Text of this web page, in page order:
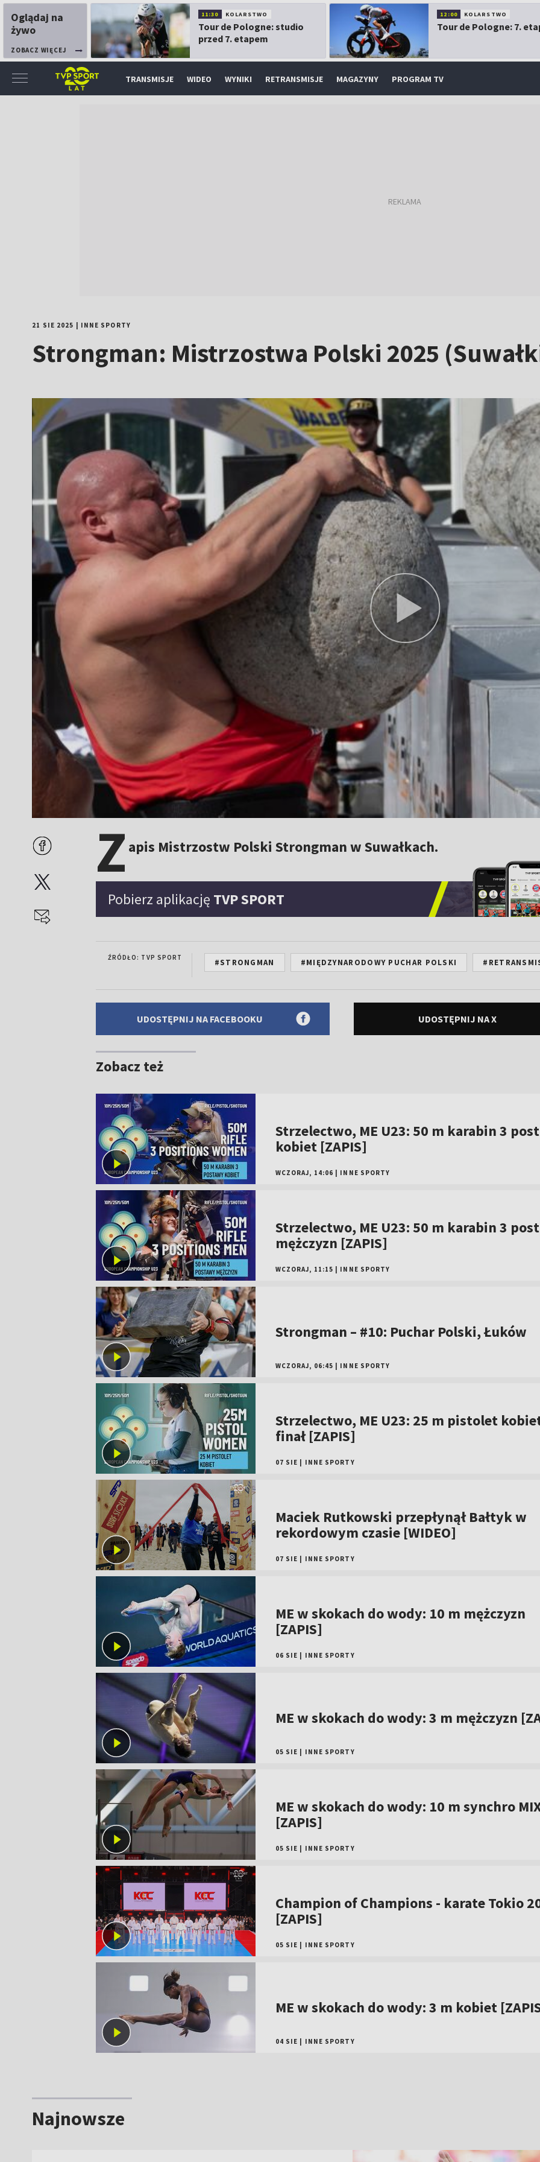
Oglądaj na
żywo
ZOBACZ WIĘCEJ
11:30 KOLARSTWO
Tour de Pologne: studio
przed 7. etapem
12:00 KOLARSTWO
Tour de Pologne: 7.
TRANSMISJE WIDEO WYNIKI RETRANSMISJE MAGAZYNY PROGRAM TV
21 SIE 2025 INNE SPORTY
Strongman: Mistrzostwa Polski 2025
Z apis Mistrzostw Polski Strongman w Suwałkach.
Pobierz aplikację TVP SPORT
ŹRÓDŁO: TVP SPORT #STRONGMAN #MIĘDZYNARODOWY PUCHAR POLSKI
UDOSTĘPNIJ NA FACEBOOKU UDOSTĘPNIJ NA X
Zobacz też
Strzelectwo, ME U23: 50 m karabin 3
kobiet [ZAPIS]
WCZORAJ, 14:06 INNE SPORTY
Strzelectwo, ME U23: 50 m karabin 3
mężczyzn [ZAPIS]
WCZORAJ, 11:15 INNE SPORTY
Strongman – #10: Puchar Polski, Łuków
WCZORAJ, 06:45 INNE SPORTY
Strzelectwo, ME U23: 25 m pistolet
finał [ZAPIS]
07 SIE INNE SPORTY
Maciek Rutkowski przepłynął Bałtyk w
rekordowym czasie [WIDEO]
07 SIE INNE SPORTY
ME w skokach do wody: 10 m mężczyzn
[ZAPIS]
06 SIE INNE SPORTY
ME w skokach do wody: 3 m mężczyzn
05 SIE INNE SPORTY
ME w skokach do wody: 10 m synchro
[ZAPIS]
05 SIE INNE SPORTY
Champion of Champions - karate Tokio
[ZAPIS]
05 SIE INNE SPORTY
ME w skokach do wody: 3 m kobiet
04 SIE INNE SPORTY
Najnowsze